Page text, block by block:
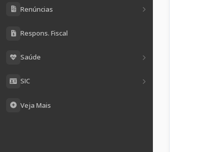
Renúncias
Respons. Fiscal
Saúde
SIC
Veja Mais